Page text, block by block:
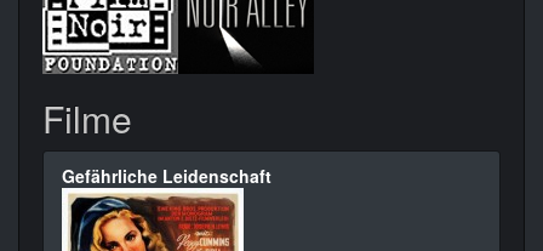
Filme
Gefährliche Leidenschaft